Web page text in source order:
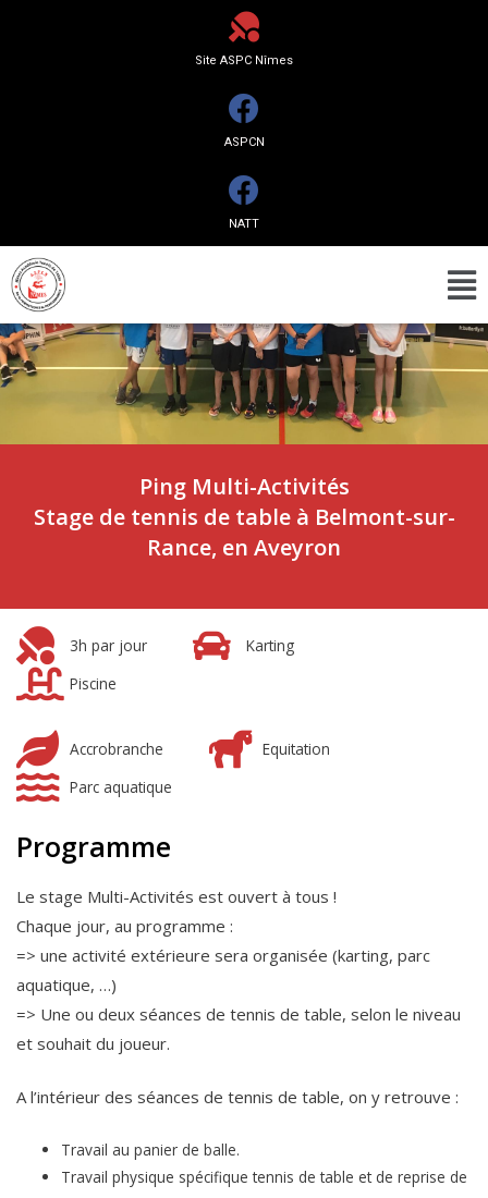
Site ASPC Nîmes
ASPCN
NATT
Ping Multi-Activités
Stage de tennis de table à Belmont-sur-
Rance, en Aveyron
3h par jour
Karting
Piscine
Accrobranche
Equitation
Parc aquatique
Programme
Le stage Multi-Activités est ouvert à tous !
Chaque jour, au programme :
=> une activité extérieure sera organisée (karting, parc
aquatique, …)
=> Une ou deux séances de tennis de table, selon le niveau
et souhait du joueur.
A l’intérieur des séances de tennis de table, on y retrouve :
Travail au panier de balle.
Travail physique spécifique tennis de table et de reprise de